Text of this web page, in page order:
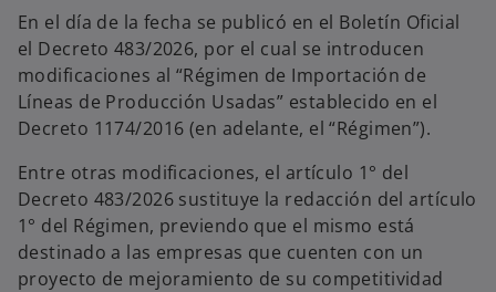
En el día de la fecha se publicó en el Boletín Oficial
el Decreto 483/2026, por el cual se introducen
modificaciones al “Régimen de Importación de
Líneas de Producción Usadas” establecido en el
Decreto 1174/2016 (en adelante, el “Régimen”).
Entre otras modificaciones, el artículo 1° del
Decreto 483/2026 sustituye la redacción del artículo
1° del Régimen, previendo que el mismo está
destinado a las empresas que cuenten con un
proyecto de mejoramiento de su competitividad